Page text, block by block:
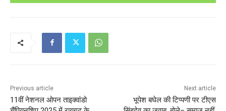
Previous article
11वीं नेशनल ओपन ताइक्वांडो
Next article
भूपेश बघेल की टिप्पणी पर टीएस